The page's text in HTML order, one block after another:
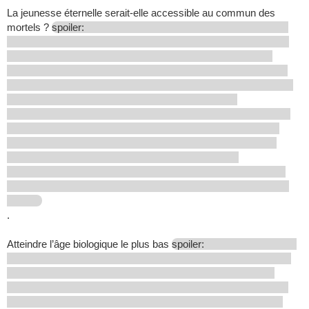
La jeunesse éternelle serait-elle accessible au commun des
mortels ? spoiler:
.
Atteindre l’âge biologique le plus bas spoiler: